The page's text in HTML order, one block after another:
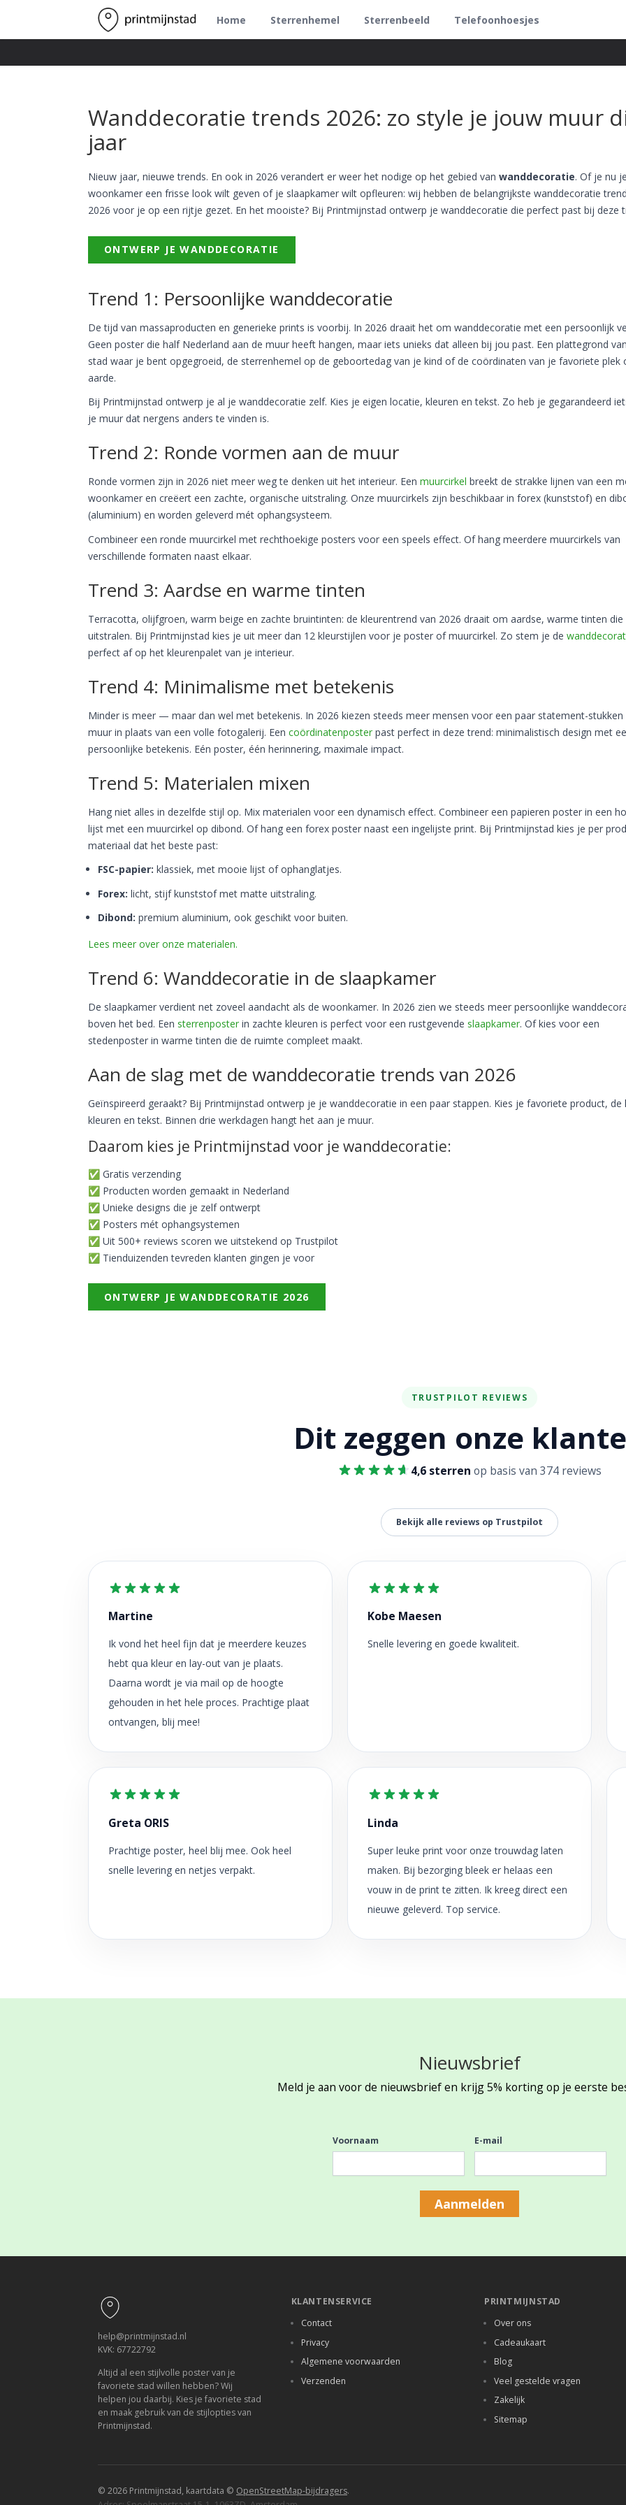
Home Sterrenhemel Sterrenbeeld Telefoonhoesjes
Wanddecoratie trends 2026: zo style je jouw muur
jaar
Nieuw jaar, nieuwe trends. En ook in 2026 verandert er weer het nodige op het gebied van wanddecoratie. Of je nu
woonkamer een frisse look wilt geven of je slaapkamer wilt opfleuren: wij hebben de belangrijkste wanddecoratie
2026 voor je op een rijtje gezet. En het mooiste? Bij Printmijnstad ontwerp je wanddecoratie die perfect past bij deze
ONTWERP JE WANDDECORATIE
Trend 1: Persoonlijke wanddecoratie
De tijd van massaproducten en generieke prints is voorbij. In 2026 draait het om wanddecoratie met een persoonlijk
Geen poster die half Nederland aan de muur heeft hangen, maar iets unieks dat alleen bij jou past. Een plattegrond
stad waar je bent opgegroeid, de sterrenhemel op de geboortedag van je kind of de coördinaten van je favoriete plek
aarde.
Bij Printmijnstad ontwerp je al je wanddecoratie zelf. Kies je eigen locatie, kleuren en tekst. Zo heb je gegarandeerd
je muur dat nergens anders te vinden is.
Trend 2: Ronde vormen aan de muur
Ronde vormen zijn in 2026 niet meer weg te denken uit het interieur. Een muurcirkel breekt de strakke lijnen van een
woonkamer en creëert een zachte, organische uitstraling. Onze muurcirkels zijn beschikbaar in forex (kunststof) en
(aluminium) en worden geleverd mét ophangsysteem.
Combineer een ronde muurcirkel met rechthoekige posters voor een speels effect. Of hang meerdere muurcirkels van
verschillende formaten naast elkaar.
Trend 3: Aardse en warme tinten
Terracotta, olijfgroen, warm beige en zachte bruintinten: de kleurentrend van 2026 draait om aardse, warme tinten die
uitstralen. Bij Printmijnstad kies je uit meer dan 12 kleurstijlen voor je poster of muurcirkel. Zo stem je de
perfect af op het kleurenpalet van je interieur.
Trend 4: Minimalisme met betekenis
Minder is meer — maar dan wel met betekenis. In 2026 kiezen steeds meer mensen voor een paar statement-stukken
muur in plaats van een volle fotogalerij. Een coördinatenposter past perfect in deze trend: minimalistisch design met
persoonlijke betekenis. Eén poster, één herinnering, maximale impact.
Trend 5: Materialen mixen
Hang niet alles in dezelfde stijl op. Mix materialen voor een dynamisch effect. Combineer een papieren poster in een
lijst met een muurcirkel op dibond. Of hang een forex poster naast een ingelijste print. Bij Printmijnstad kies je per
materiaal dat het beste past:
FSC-papier: klassiek, met mooie lijst of ophanglatjes.
Forex: licht, stijf kunststof met matte uitstraling.
Dibond: premium aluminium, ook geschikt voor buiten.
Lees meer over onze materialen.
Trend 6: Wanddecoratie in de slaapkamer
De slaapkamer verdient net zoveel aandacht als de woonkamer. In 2026 zien we steeds meer persoonlijke
boven het bed. Een sterrenposter in zachte kleuren is perfect voor een rustgevende slaapkamer. Of kies voor een
stedenposter in warme tinten die de ruimte compleet maakt.
Aan de slag met de wanddecoratie trends van 2026
Geïnspireerd geraakt? Bij Printmijnstad ontwerp je je wanddecoratie in een paar stappen. Kies je favoriete product, de
kleuren en tekst. Binnen drie werkdagen hangt het aan je muur.
Daarom kies je Printmijnstad voor je wanddecoratie:
✅ Gratis verzending
✅ Producten worden gemaakt in Nederland
✅ Unieke designs die je zelf ontwerpt
✅ Posters mét ophangsystemen
✅ Uit 500+ reviews scoren we uitstekend op Trustpilot
✅ Tienduizenden tevreden klanten gingen je voor
ONTWERP JE WANDDECORATIE 2026
TRUSTPILOT REVIEWS
Dit zeggen onze
4,6 sterren op basis van 374 reviews
Bekijk alle reviews op Trustpilot
Martine
Ik vond het heel fijn dat je meerdere keuzes
hebt qua kleur en lay-out van je plaats.
Daarna wordt je via mail op de hoogte
gehouden in het hele proces. Prachtige plaat
ontvangen, blij mee!
Kobe Maesen
Snelle levering en goede kwaliteit.
Greta ORIS
Prachtige poster, heel blij mee. Ook heel
snelle levering en netjes verpakt.
Linda
Super leuke print voor onze trouwdag laten
maken. Bij bezorging bleek er helaas een
vouw in de print te zitten. Ik kreeg direct een
nieuwe geleverd. Top service.
Nieuwsbrief
Meld je aan voor de nieuwsbrief en krijg 5% korting op je eerste
Voornaam E-mail
Aanmelden
help@printmijnstad.nl
KVK: 67722792
Altijd al een stijlvolle poster van je
favoriete stad willen hebben? Wij
helpen jou daarbij. Kies je favoriete stad
en maak gebruik van de stijlopties van
Printmijnstad.
KLANTENSERVICE
Contact
Privacy
Algemene voorwaarden
Verzenden
PRINTMIJNSTAD
Over ons
Cadeaukaart
Blog
Veel gestelde vragen
Zakelijk
Sitemap
© 2026 Printmijnstad, kaartdata © OpenStreetMap-bijdragers.